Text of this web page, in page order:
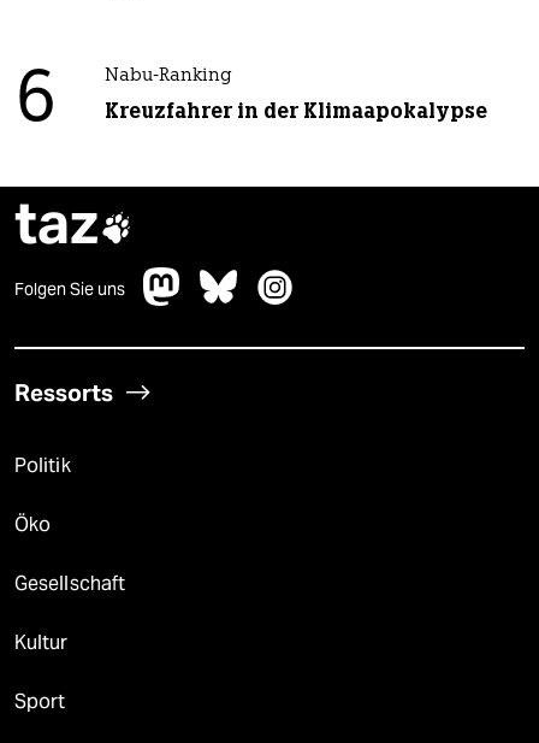
6 Nabu-Ranking
Kreuzfahrer in der Klimaapokalypse
taz
Folgen Sie uns
Ressorts
Politik
Öko
Gesellschaft
Kultur
Sport